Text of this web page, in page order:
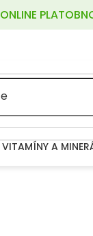
VITAMÍNY A